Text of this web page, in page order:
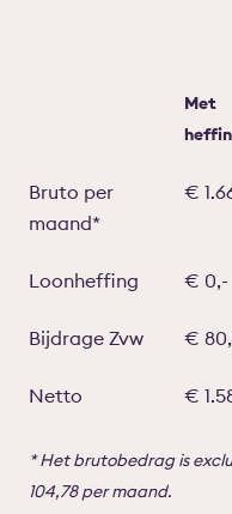
Met
Bruto per
maand*
€
Loonheffing € 0,-
Bijdrage Zvw €
Netto €
* Het brutobedrag is
104,78 per maand.